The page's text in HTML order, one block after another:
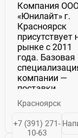
Компания
«Юнилайт» г.
Красноярск
присутствует
рынке с 2011
года. Базовая
компании —
поставки,
оптовая и
розничная
продажа
Красноярск
+7 (391) 271-
10-63